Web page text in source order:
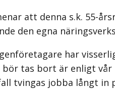
att denna s.k. 55-
den egna
har
tas bort är enligt vår
tvingas jobba långt in